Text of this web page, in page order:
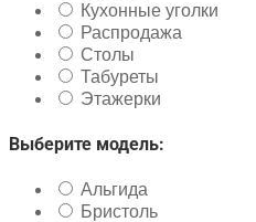
Кухонные уголки
Распродажа
Столы
Табуреты
Этажерки
Выберите модель:
Альгида
Бристоль